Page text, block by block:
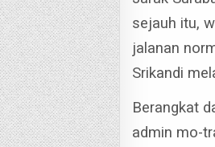
sejauh itu,
jalanan
Srikandi
Berangkat
admin mo-